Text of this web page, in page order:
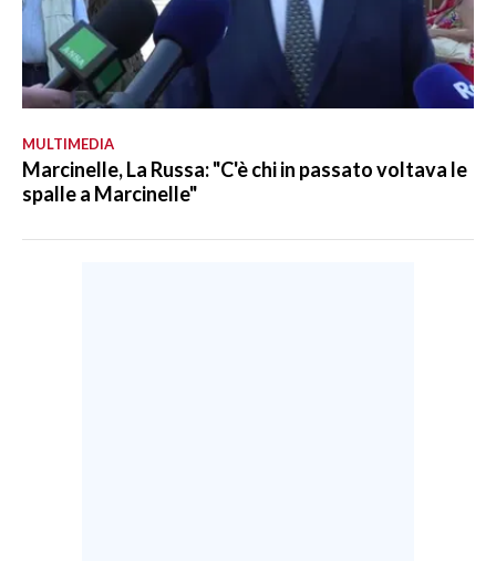
MULTIMEDIA
Marcinelle, La Russa: "C'è chi in passato voltava le
spalle a Marcinelle"